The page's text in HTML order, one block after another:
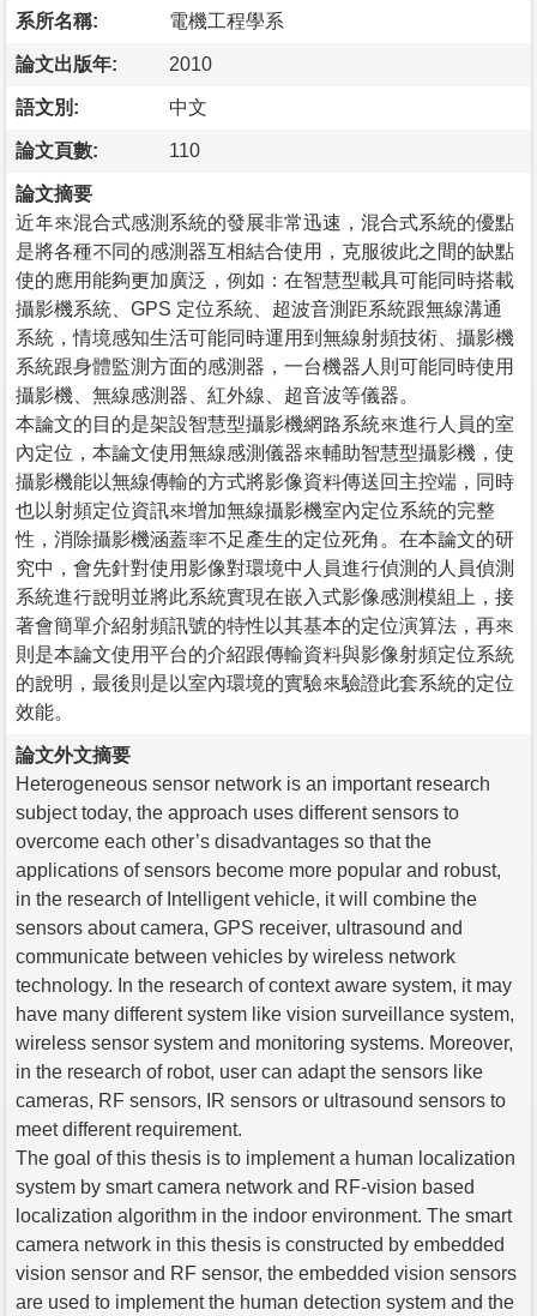
系所名稱: 電機工程學系
論文出版年: 2010
語文別: 中文
論文頁數: 110
論文摘要
近年來混合式感測系統的發展非常迅速，混合式系統的優點
是將各種不同的感測器互相結合使用，克服彼此之間的缺點
使的應用能夠更加廣泛，例如：在智慧型載具可能同時搭載
攝影機系統、GPS 定位系統、超波音測距系統跟無線溝通
系統，情境感知生活可能同時運用到無線射頻技術、攝影機
系統跟身體監測方面的感測器，一台機器人則可能同時使用
攝影機、無線感測器、紅外線、超音波等儀器。
本論文的目的是架設智慧型攝影機網路系統來進行人員的室
內定位，本論文使用無線感測儀器來輔助智慧型攝影機，使
攝影機能以無線傳輸的方式將影像資料傳送回主控端，同時
也以射頻定位資訊來增加無線攝影機室內定位系統的完整
性，消除攝影機涵蓋率不足產生的定位死角。在本論文的研
究中，會先針對使用影像對環境中人員進行偵測的人員偵測
系統進行說明並將此系統實現在嵌入式影像感測模組上，接
著會簡單介紹射頻訊號的特性以其基本的定位演算法，再來
則是本論文使用平台的介紹跟傳輸資料與影像射頻定位系統
的說明，最後則是以室內環境的實驗來驗證此套系統的定位
效能。
論文外文摘要
Heterogeneous sensor network is an important research
subject today, the approach uses different sensors to
overcome each other’s disadvantages so that the
applications of sensors become more popular and robust,
in the research of Intelligent vehicle, it will combine the
sensors about camera, GPS receiver, ultrasound and
communicate between vehicles by wireless network
technology. In the research of context aware system, it may
have many different system like vision surveillance system,
wireless sensor system and monitoring systems. Moreover,
in the research of robot, user can adapt the sensors like
cameras, RF sensors, IR sensors or ultrasound sensors to
meet different requirement.
The goal of this thesis is to implement a human localization
system by smart camera network and RF-vision based
localization algorithm in the indoor environment. The smart
camera network in this thesis is constructed by embedded
vision sensor and RF sensor, the embedded vision sensors
are used to implement the human detection system and the